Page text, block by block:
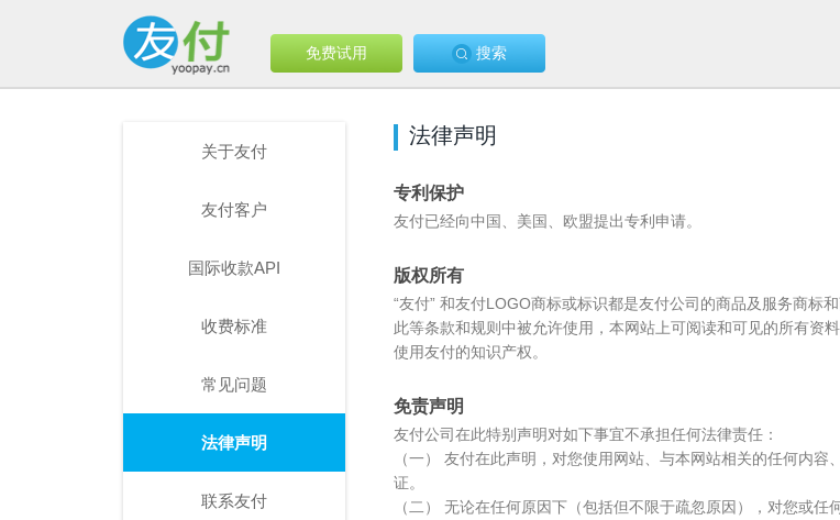
免费试用 搜索
关于友付
友付客户
国际收款API
收费标准
常见问题
法律声明
联系友付
法律声明
专利保护
友付已经向中国、美国、欧盟提出专利申请。
版权所有
“友付” 和友付LOGO商标或标识都是友付公司的商品及服务商标
此等条款和规则中被允许使用，本网站上可阅读和可见的所有资
使用友付的知识产权。
免责声明
友付公司在此特别声明对如下事宜不承担任何法律责任：
（一） 友付在此声明，对您使用网站、与本网站相关的任何内
证。
（二） 无论在任何原因下（包括但不限于疏忽原因），对您或